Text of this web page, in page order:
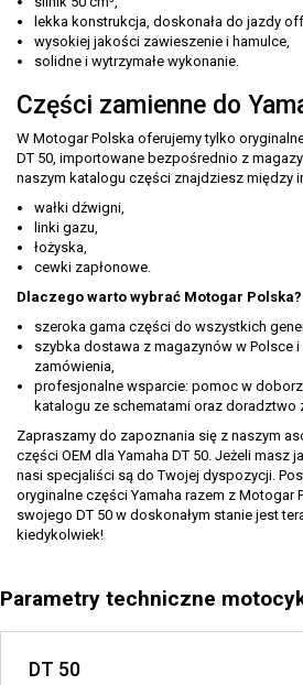
lekka konstrukcja, doskonała do jazdy
wysokiej jakości zawieszenie i hamulce,
solidne i wytrzymałe wykonanie.
Części zamienne do
W Motogar Polska oferujemy tylko
DT 50, importowane bezpośrednio z
naszym katalogu części znajdziesz między
wałki dźwigni,
linki gazu,
łożyska,
cewki zapłonowe.
Dlaczego warto wybrać Motogar Polska?
szeroka gama części do wszystkich
szybka dostawa z magazynów w Polsce
zamówienia,
profesjonalne wsparcie: pomoc w
katalogu ze schematami oraz doradztwo
Zapraszamy do zapoznania się z naszym
części OEM dla Yamaha DT 50. Jeżeli masz
nasi specjaliści są do Twojej dyspozycji.
oryginalne części Yamaha razem z Motogar
swojego DT 50 w doskonałym stanie jest
kiedykolwiek!
Parametry techniczne
DT 50